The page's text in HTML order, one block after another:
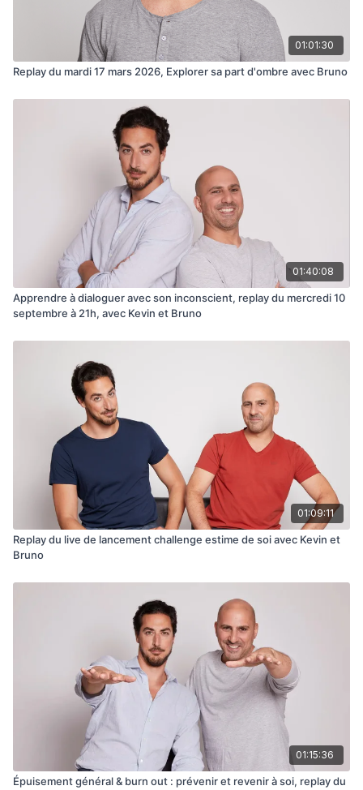
01:01:30
Replay du mardi 17 mars 2026, Explorer sa part d'ombre avec Bruno
01:40:08
Apprendre à dialoguer avec son inconscient, replay du mercredi 10
septembre à 21h, avec Kevin et Bruno
01:09:11
Replay du live de lancement challenge estime de soi avec Kevin et
Bruno
01:15:36
Épuisement général & burn out : prévenir et revenir à soi, replay du